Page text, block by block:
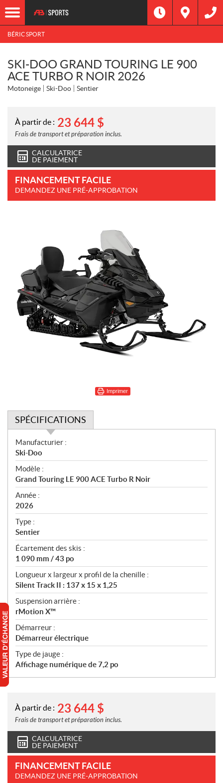
BÉRIC SPORT
SKI-DOO GRAND TOURING LE 900
ACE TURBO R NOIR 2026
Motoneige Ski-Doo Sentier
À partir de : 23 644 $
Frais de transport et préparation inclus.
CALCULATRICE
DE PAIEMENT
FINANCEMENT FACILE
DEMANDEZ UNE PRÉ-APPROBATION
Imprimer
SPÉCIFICATIONS
S
p
é
c
i
f
i
c
a
t
i
o
n
s
Manufacturier :
Ski-Doo
Modèle :
Grand Touring LE 900 ACE Turbo R Noir
Année :
2026
Type :
Sentier
Écartement des skis :
1 090 mm / 43 po
Longueur x largeur x profil de la chenille :
Silent Track II : 137 x 15 x 1,25
Suspension arrière :
rMotion X™
Démarreur :
Démarreur électrique
Type de jauge :
Affichage numérique de 7,2 po
À partir de : 23 644 $
Frais de transport et préparation inclus.
CALCULATRICE
DE PAIEMENT
FINANCEMENT FACILE
DEMANDEZ UNE PRÉ-APPROBATION